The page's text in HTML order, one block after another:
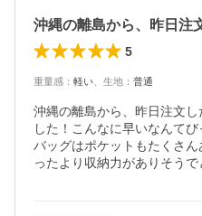
5
重量感 ： 軽い 生地 ： 普通
沖縄の離島から、昨日注文
した！こんなに早いなんてび
バッグはポケットもたくさ
ったより収納力がありそうで